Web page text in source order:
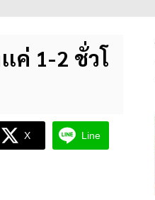
ค่ 1-2 ชั่วโ
X Line